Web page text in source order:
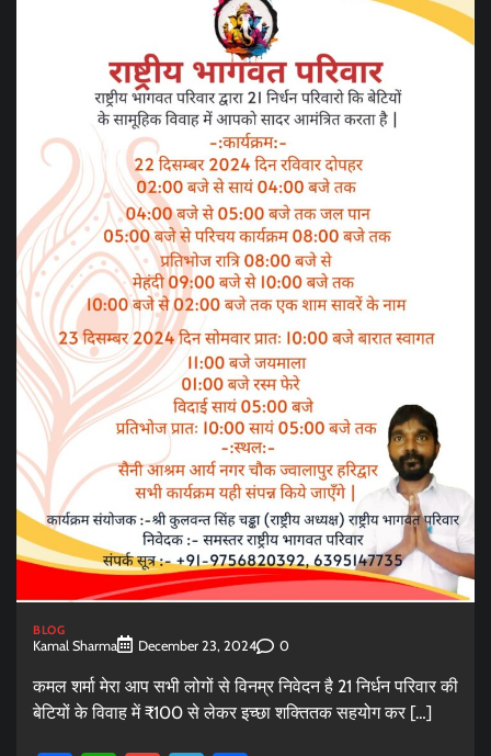
BLOG
Kamal Sharma December 23, 2024 0
कमल शर्मा मेरा आप सभी लोगों से विनम्र निवेदन है 21 निर्धन परिवार की
बेटियों के विवाह में ₹100 से लेकर इच्छा शक्तितक सहयोग कर […]